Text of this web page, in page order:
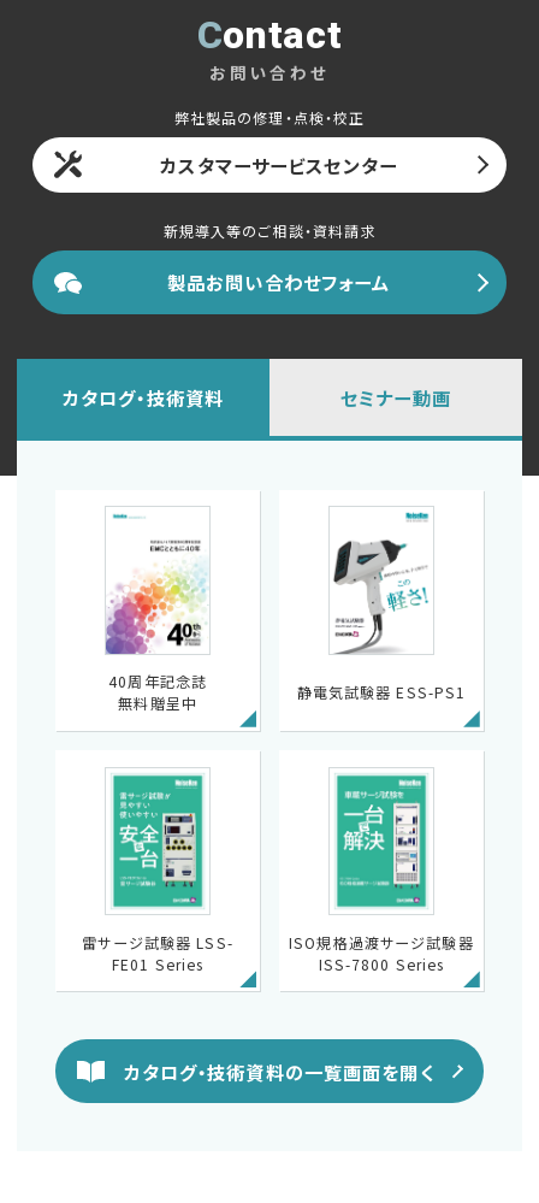
Contact
お問い合わせ
弊社製品の修理・点検・校正
カスタマーサービスセンター
新規導入等のご相談・資料請求
製品お問い合わせフォーム
カタログ・技術資料
40周年記念誌
無料贈呈中
静電気試験器 ESS-PS1
雷サージ試験器 LSS-
FE01 Series
ISO規格過渡サージ試験器
ISS-7800 Series
カタログ・技術資料の一覧画面を開く
セミナー動画